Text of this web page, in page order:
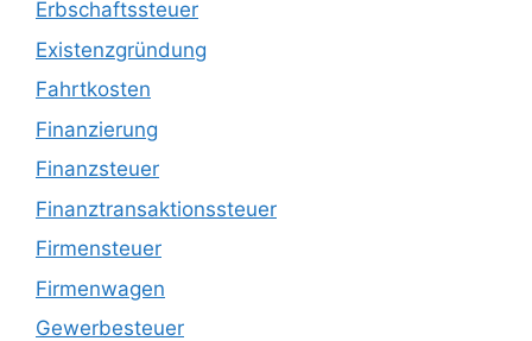
Erbschaftssteuer
Existenzgründung
Fahrtkosten
Finanzierung
Finanzsteuer
Finanztransaktionssteuer
Firmensteuer
Firmenwagen
Gewerbesteuer